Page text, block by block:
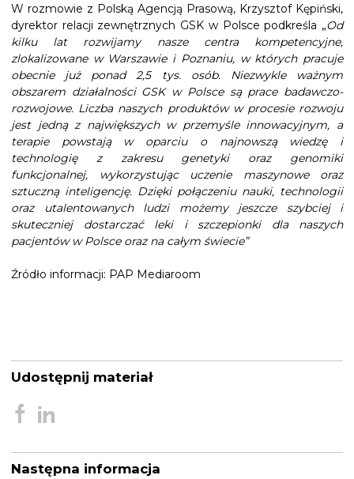
W rozmowie z Polską Agencją Prasową, Krzysztof Kępiński,
dyrektor relacji zewnętrznych GSK w Polsce podkreśla „Od
kilku lat rozwijamy nasze centra kompetencyjne,
zlokalizowane w Warszawie i Poznaniu, w których pracuje
obecnie już ponad 2,5 tys. osób. Niezwykle ważnym
obszarem działalności GSK w Polsce są prace badawczo-
rozwojowe. Liczba naszych produktów w procesie rozwoju
jest jedną z największych w przemyśle innowacyjnym, a
terapie powstają w oparciu o najnowszą wiedzę i
technologię z zakresu genetyki oraz genomiki
funkcjonalnej, wykorzystując uczenie maszynowe oraz
sztuczną inteligencję. Dzięki połączeniu nauki, technologii
oraz utalentowanych ludzi możemy jeszcze szybciej i
skuteczniej dostarczać leki i szczepionki dla naszych
pacjentów w Polsce oraz na całym świecie”
Źródło informacji: PAP Mediaroom
Udostępnij materiał
Następna informacja